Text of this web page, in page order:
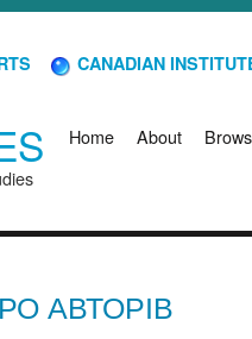
CANADIAN
Home About
АВТОРІВ